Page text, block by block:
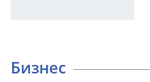
Бизнес